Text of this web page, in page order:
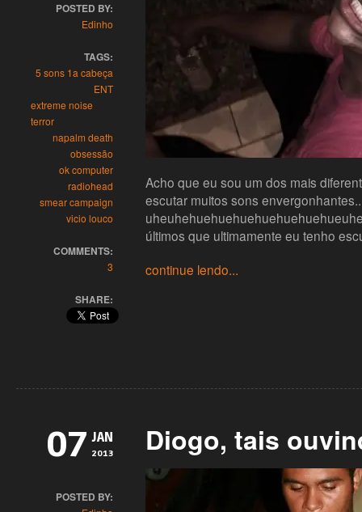
POSTED BY:
Edinho
TAGS:
5 sons 1a cabeça
ENT
extreme noise
terror
napalm death
obsessão
ok computer
radiohead
smear campaign
vicio louco
COMMENTS:
3
SHARE:
Acho que eu sou um dos mais
escutar muitos sons
últimos que ultimamente eu tenho
continue lendo...
07 JAN
2013
POSTED BY:
Diogo, tais